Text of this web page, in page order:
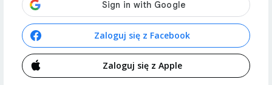
Zaloguj się z Facebook
Zaloguj się z Apple